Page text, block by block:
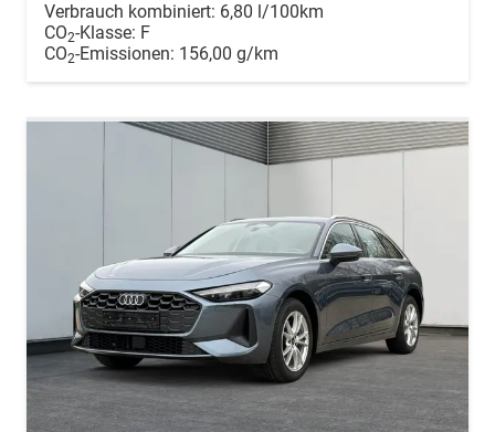
Verbrauch kombiniert: 6,80 l/100km
CO2-Klasse: F
CO2-Emissionen: 156,00 g/km